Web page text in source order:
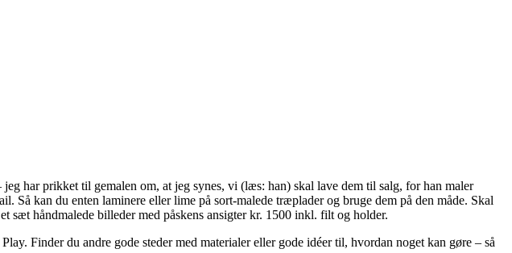
har prikket til gemalen om, at jeg synes, vi (læs: han) skal lave dem til salg, for han maler
kan du enten laminere eller lime på sort-malede træplader og bruge dem på den måde. Skal
sæt håndmalede billeder med påskens ansigter kr. 1500 inkl. filt og holder.
Finder du andre gode steder med materialer eller gode idéer til, hvordan noget kan gøre – så